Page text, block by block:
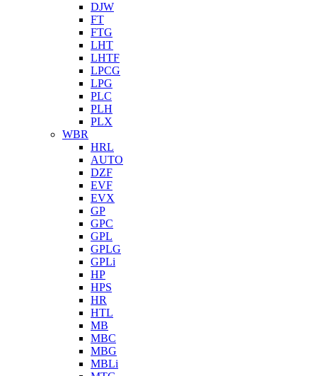
DJW
FT
FTG
LHT
LHTF
LPCG
LPG
PLC
PLH
PLX
WBR
HRL
AUTO
DZF
EVF
EVX
GP
GPC
GPL
GPLG
GPLi
HP
HPS
HR
HTL
MB
MBC
MBG
MBLi